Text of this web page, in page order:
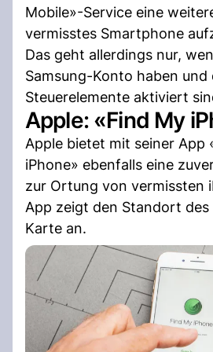
Mobile»-Service eine
vermisstes Smartphone
Das geht allerdings nur,
Samsung-Konto haben und
Steuerelemente aktiviert
Apple: «Find My
Apple bietet mit seiner App
iPhone» ebenfalls eine
zur Ortung von vermissten
App zeigt den Standort des
Karte an.